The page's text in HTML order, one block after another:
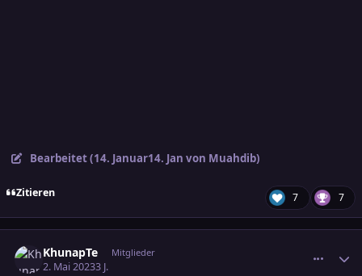
Bearbeitet (14. Januar14. Jan von Muahdib)
Zitieren 7 7
KhunapTe Mitglieder
2. Mai 20233 J.